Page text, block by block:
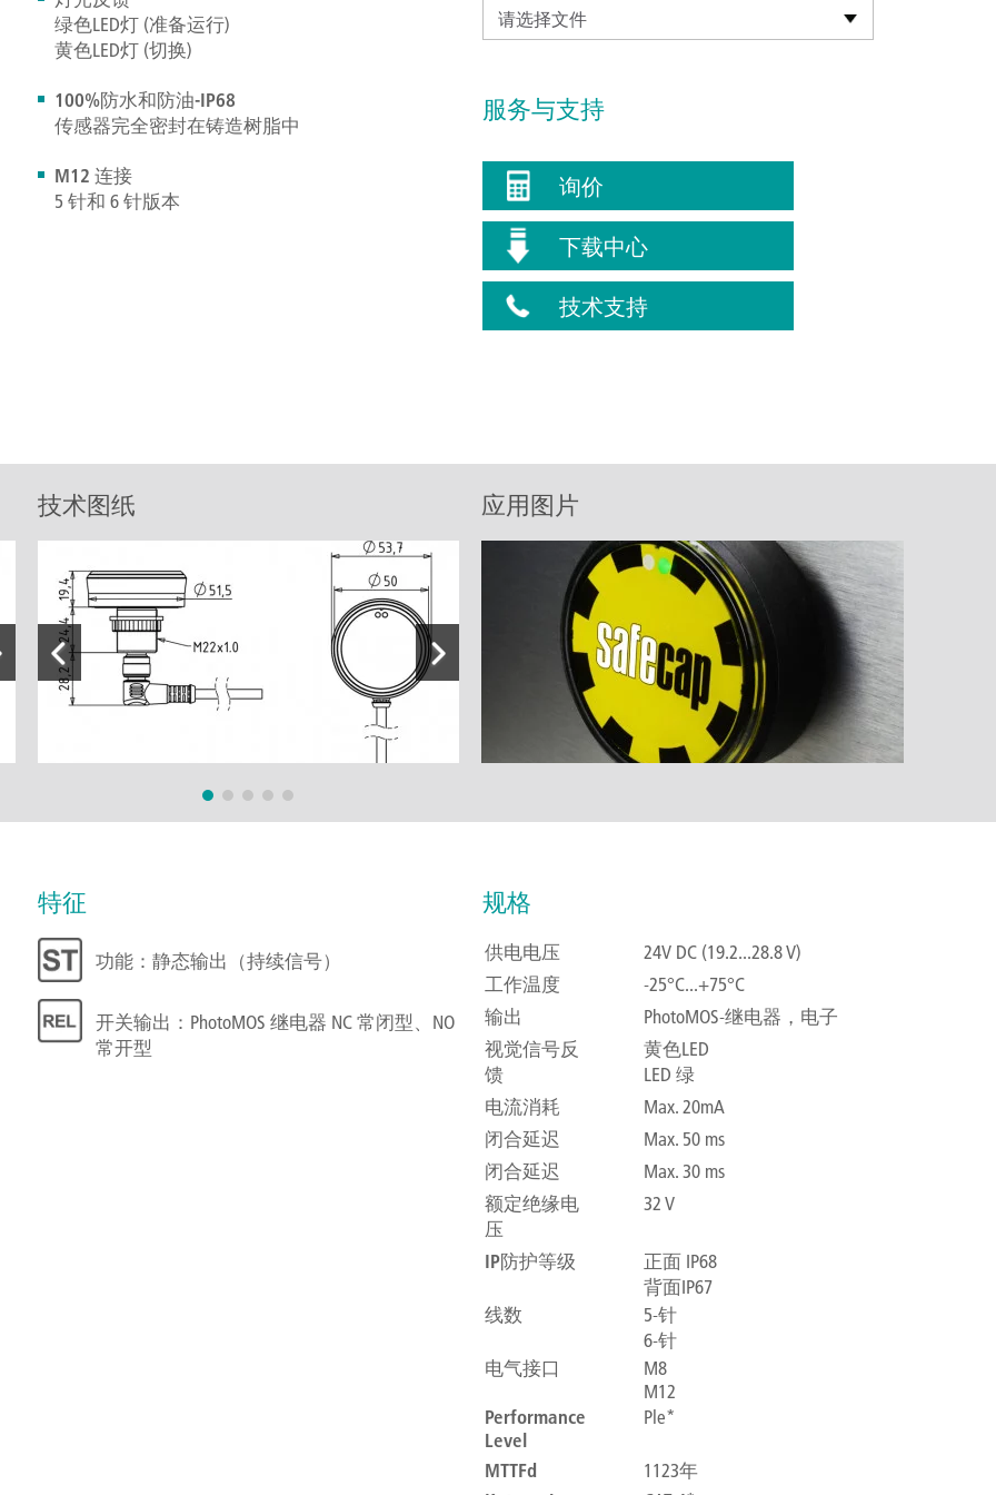
绿色LED灯 (准备运行)
黄色LED灯 (切换)
100%防水和防油-IP68
传感器完全密封在铸造树脂中
M12 连接
5 针和 6 针版本
请选择文件
服务与支持
询价
下载中心
技术支持
技术图纸 应用图片
特征
功能：静态输出（持续信号）
开关输出：PhotoMOS 继电器 NC 常闭型、NO
常开型
规格
供电电压
24V DC (19.2...28.8 V)
工作温度
-25°C...+75°C
输出
PhotoMOS-继电器，电子
视觉信号反
馈
黄色LED
LED 绿
电流消耗
Max. 20mA
闭合延迟
Max. 50 ms
闭合延迟
Max. 30 ms
额定绝缘电
压
32 V
IP防护等级
正面 IP68
背面IP67
线数
5-针
6-针
电气接口
M8
M12
Performance
Level
Ple*
MTTFd
1123年